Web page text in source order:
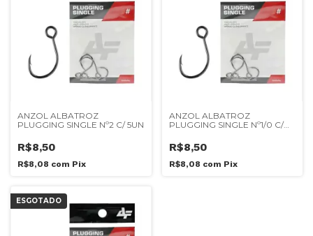
ANZOL ALBATROZ
PLUGGING SINGLE Nº2 C/ 5UN
R$8,50
R$8,08 com Pix
ANZOL ALBATROZ
PLUGGING SINGLE Nº1/0 C/
R$8,50
R$8,08 com Pix
ESGOTADO